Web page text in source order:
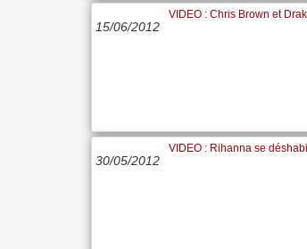
15/06/2012
VIDEO : Chris Brown et
30/05/2012
VIDEO : Rihanna se